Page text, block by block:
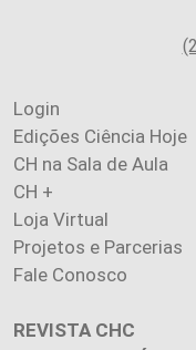
Login
Edições Ciência Hoje
CH na Sala de Aula
CH +
Loja Virtual
Projetos e Parcerias
Fale Conosco
REVISTA CHC